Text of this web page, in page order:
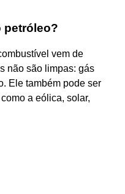
petróleo?
vem de
não são limpas: gás
Ele também pode ser
a eólica, solar,